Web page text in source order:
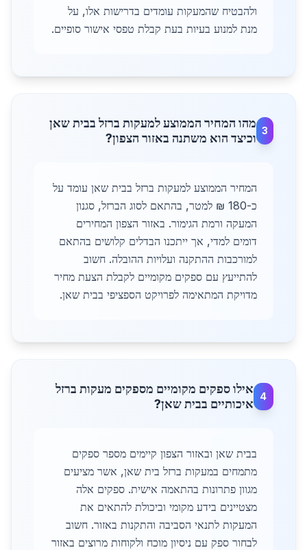
ולהבטיח שהמעקות עומדים בדרישות אלו, על
מנת למנוע בעיות בעת קבלת טפסי אישור סופיים.
3
מהו המחיר הממוצע למעקות ברזל בבית שאן
וכיצד הוא משתנה באזור הצפון?
המחיר הממוצע למעקות ברזל בבית שאן עומד על
כ-180 ₪ למטר, בהתאם לסוג הברזל, סגנון
המעקה ורמת הגימור. באזור הצפון המחירים
דומים למדי, אך ייתכנו הבדלים קלושים בהתאם
למורכבות ההתקנה ועלויות ההובלה. חשוב
להתייעץ עם ספקים מקומיים לקבלת הצעת מחיר
מדויקת המתאימה לפרויקט הספציפי בבית שאן.
4
אילו ספקים מקומיים מספקים מעקות ברזל
איכותיים בבית שאן?
בבית שאן ובאזור הצפון קיימים מספר ספקים
מתמחים במעקות ברזל בית שאן, אשר מציעים
מגוון פתרונות בהתאמה אישית. ספקים אלה
מצטיינים בידע מקומי וביכולת להתאים את
המעקות לתנאי הסביבה והתקנות באזור. חשוב
לבחור ספק עם ניסיון מוכח ולקוחות מרוצים באזור